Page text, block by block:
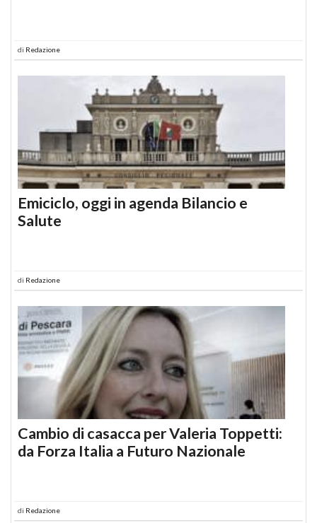
di Redazione
Emiciclo, oggi in agenda Bilancio e
Salute
di Redazione
Cambio di casacca per Valeria Toppetti:
da Forza Italia a Futuro Nazionale
di Redazione